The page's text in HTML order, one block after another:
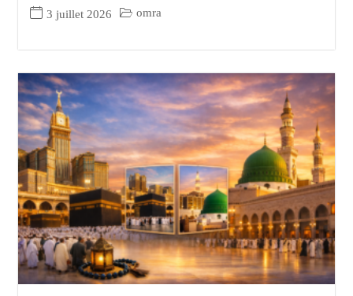
3 juillet 2026 omra